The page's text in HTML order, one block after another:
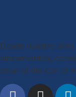
Desde nuestro
lanzamientos,
estar al día con el